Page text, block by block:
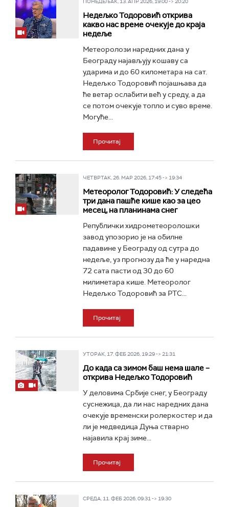
Недељко Тодоровић открива
какво нас време очекује до краја
недеље
Метеоролози наредних дана у
Београду најављују кошаву са
ударима и до 60 километара на сат.
Недељко Тодоровић појашњава да
ће ветар ослабити већ у среду, а да
се потом очекује топло и суво време.
Могуће...
Прочитај
ЧЕТВРТАК, 26. МАР 2026, 17:45 -> 19:34
Метеоролог Тодоровић: У следећа
три дана пашће кише као за цео
месец, на планинама снег
Републички хидрометеоролошки
завод упозорио је на обилне
падавине у Београду од сутра до
недеље, уз прогнозу да ће у наредна
72 сата пасти од 30 до 60
милиметара кише. Метеоролог
Недељко Тодоровић за РТС...
Прочитај
УТОРАК, 17. ФЕБ 2026, 19:29 -> 21:31
До када са зимом баш нема шале –
открива Недељко Тодоровић
У деловима Србије снег, у Београду
суснежица, да ли нас наредних дана
очекује временски ролеркостер и да
ли је медведица Дуња стварно
најавила крај зиме...
Прочитај
СРЕДА, 11. ФЕБ 2026, 09:31 -> 19:30